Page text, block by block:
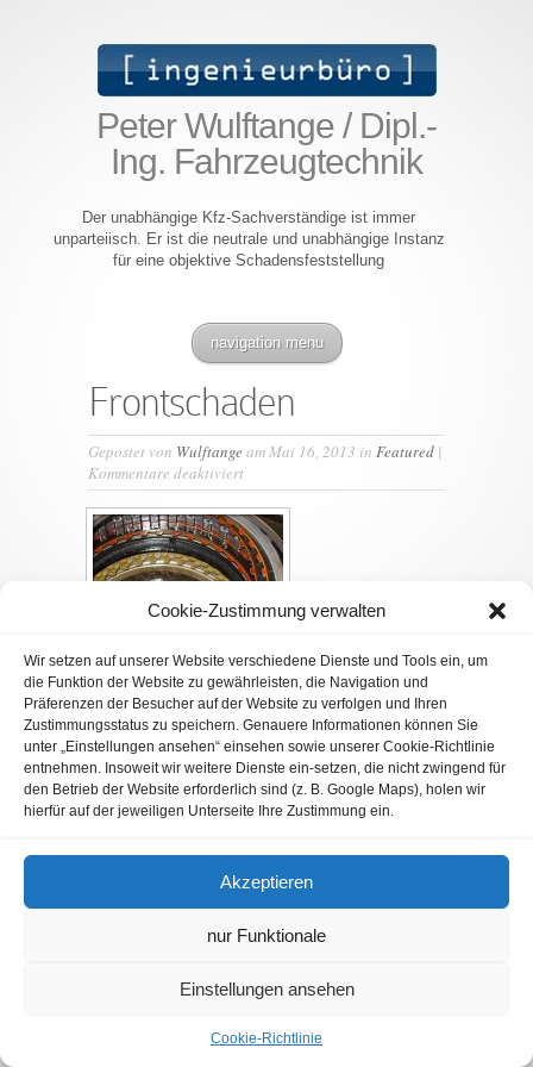
Cookie-Zustimmung verwalten
Wir setzen auf unserer Website verschiedene Dienste und Tools ein, um
die Funktion der Website zu gewährleisten, die Navigation und
Präferenzen der Besucher auf der Website zu verfolgen und Ihren
Zustimmungsstatus zu speichern. Genauere Informationen können Sie
unter „Einstellungen ansehen“ einsehen sowie unserer Cookie-Richtlinie
entnehmen. Insoweit wir weitere Dienste ein-setzen, die nicht zwingend für
den Betrieb der Website erforderlich sind (z. B. Google Maps), holen wir
hierfür auf der jeweiligen Unterseite Ihre Zustimmung ein.
Akzeptieren
nur Funktionale
Einstellungen ansehen
Cookie-Richtlinie
Peter Wulftange / Dipl.-
Ing. Fahrzeugtechnik
Der unabhängige Kfz-Sachverständige ist immer
unparteiisch. Er ist die neutrale und unabhängige Instanz
für eine objektive Schadensfeststellung
navigation menu
Frontschaden
Gepostet von Wulftangeam Mai 16, 2013 in Featured |
Kommentare deaktiviertfür
Frontschaden